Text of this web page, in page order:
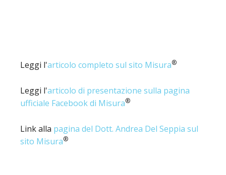
Leggi l'articolo completo sul sito Misura®
Leggi l'articolo di presentazione sulla pagina
ufficiale Facebook di Misura®
Link alla pagina del Dott. Andrea Del Seppia sul
sito Misura®